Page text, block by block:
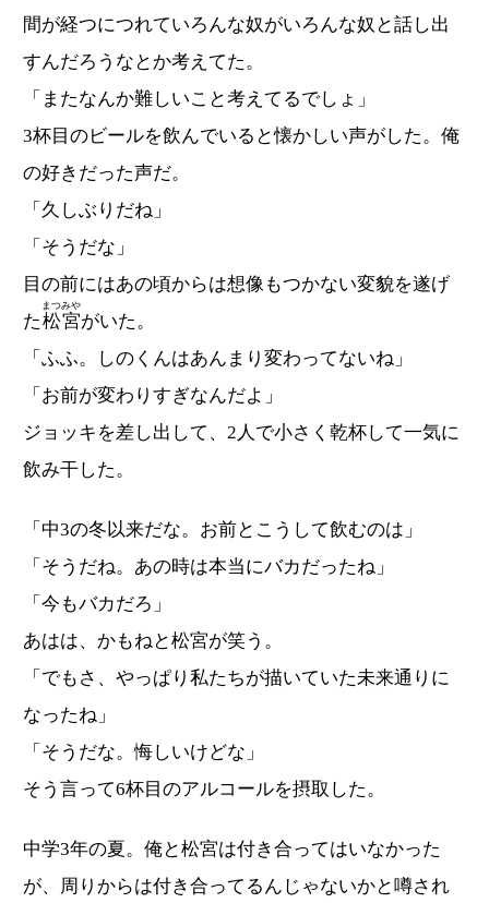
間が経つにつれていろんな奴がいろんな奴と話し出
すんだろうなとか考えてた。
「またなんか難しいこと考えてるでしょ」
3杯目のビールを飲んでいると懐かしい声がした。俺
の好きだった声だ。
「久しぶりだね」
「そうだな」
目の前にはあの頃からは想像もつかない変貌を遂げ
た松宮
まつみや
がいた。
「ふふ。しのくんはあんまり変わってないね」
「お前が変わりすぎなんだよ」
ジョッキを差し出して、2人で小さく乾杯して一気に
飲み干した。
「中3の冬以来だな。お前とこうして飲むのは」
「そうだね。あの時は本当にバカだったね」
「今もバカだろ」
あはは、かもねと松宮が笑う。
「でもさ、やっぱり私たちが描いていた未来通りに
なったね」
「そうだな。悔しいけどな」
そう言って6杯目のアルコールを摂取した。
中学3年の夏。俺と松宮は付き合ってはいなかった
が、周りからは付き合ってるんじゃないかと噂され